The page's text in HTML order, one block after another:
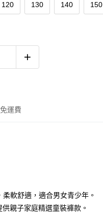
120 130 140 150
運費
軟舒適，適合男女青少年。
親子家庭精選童裝褲款。